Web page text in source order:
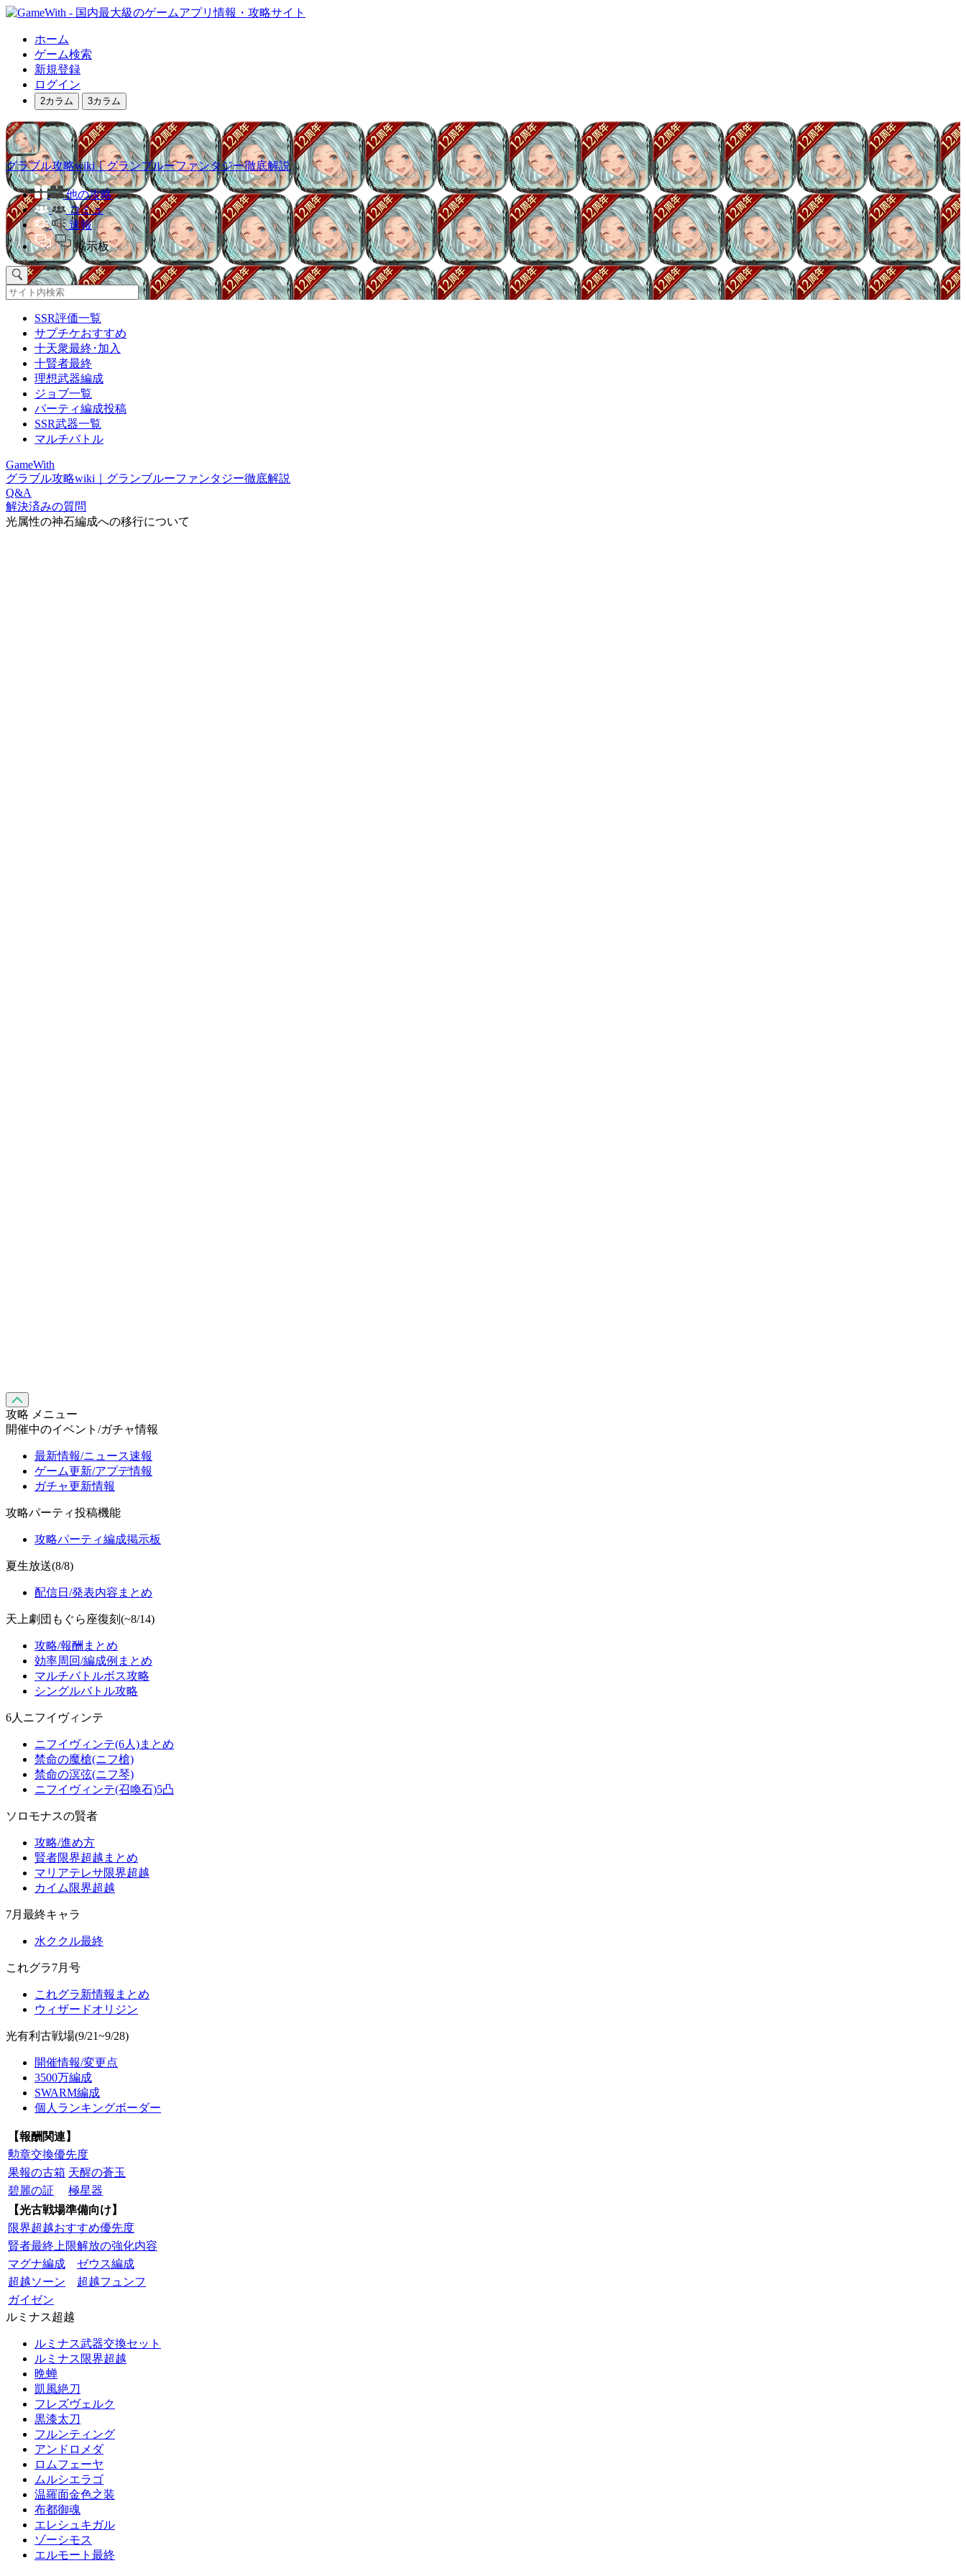
ホーム
ゲーム検索
新規登録
ログイン
2カラム 3カラム
グラブル攻略wiki｜グランブルーファンタジー徹底解説
他の攻略
コミュ
速報
掲示板
SSR評価一覧
サプチケおすすめ
十天衆最終･加入
十賢者最終
理想武器編成
ジョブ一覧
パーティ編成投稿
SSR武器一覧
マルチバトル
GameWith
グラブル攻略wiki｜グランブルーファンタジー徹底解説
Q&A
解決済みの質問
光属性の神石編成への移行について
攻略 メニュー
開催中のイベント/ガチャ情報
最新情報/ニュース速報
ゲーム更新/アプデ情報
ガチャ更新情報
攻略パーティ投稿機能
攻略パーティ編成掲示板
夏生放送(8/8)
配信日/発表内容まとめ
天上劇団もぐら座復刻(~8/14)
攻略/報酬まとめ
効率周回/編成例まとめ
マルチバトルボス攻略
シングルバトル攻略
6人ニフイヴィンテ
ニフイヴィンテ(6人)まとめ
禁命の魔槍(ニフ槍)
禁命の溟弦(ニフ琴)
ニフイヴィンテ(召喚石)5凸
ソロモナスの賢者
攻略/進め方
賢者限界超越まとめ
マリアテレサ限界超越
カイム限界超越
7月最終キャラ
水ククル最終
これグラ7月号
これグラ新情報まとめ
ウィザードオリジン
光有利古戦場(9/21~9/28)
開催情報/変更点
3500万編成
SWARM編成
個人ランキングボーダー
【報酬関連】
勲章交換優先度
果報の古箱 天醒の蒼玉
碧麗の証
極星器
【光古戦場準備向け】
限界超越おすすめ優先度
賢者最終上限解放の強化内容
マグナ編成
ゼウス編成
超越ソーン
超越フュンフ
ガイゼン
ルミナス超越
ルミナス武器交換セット
ルミナス限界超越
晩蝉
凱風絶刀
フレズヴェルク
黒漆太刀
フルンティング
アンドロメダ
ロムフェーヤ
ムルシエラゴ
温羅面金色之装
布都御魂
エレシュキガル
ゾーシモス
エルモート最終